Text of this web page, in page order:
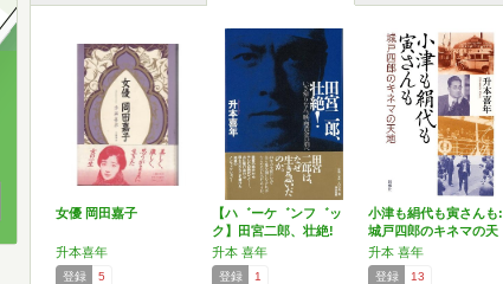
女優 岡田嘉子
升本喜年
登録 5
【ハ゛ーケ゛ンフ゛ッ
ク】田宮二郎、壮絶!
升本 喜年
登録 1
小津も絹代も寅さんも:
城戸四郎のキネマの天
地
升本 喜年
登録 13